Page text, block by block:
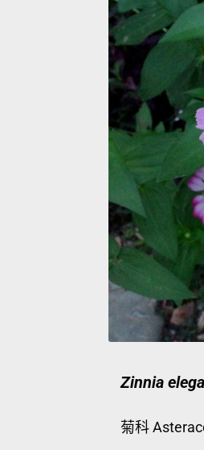
Zinnia
菊科